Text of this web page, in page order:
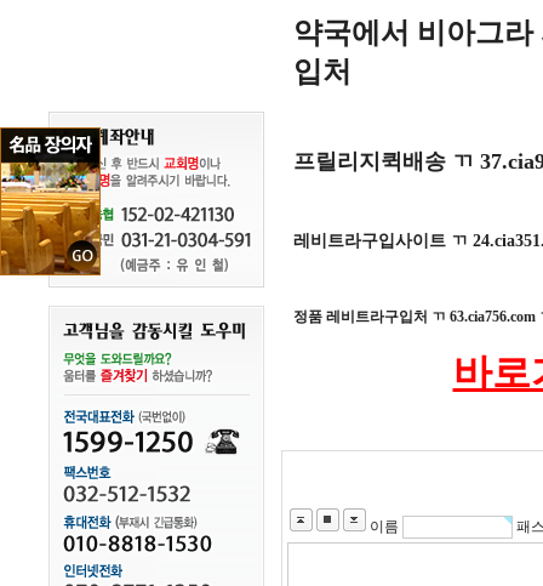
약국에서 비아그라
입처
프릴리지퀵배송 ㄲ
레비트라구입사이트 ㄲ
정품 레비트라구입처 ㄲ 63.cia756.com
바
이름 패